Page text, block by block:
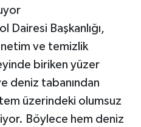
Dairesi Başkanlığı,
ve temizlik
biriken yüzer
deniz tabanından
üzerindeki olumsuz
Böylece hem deniz